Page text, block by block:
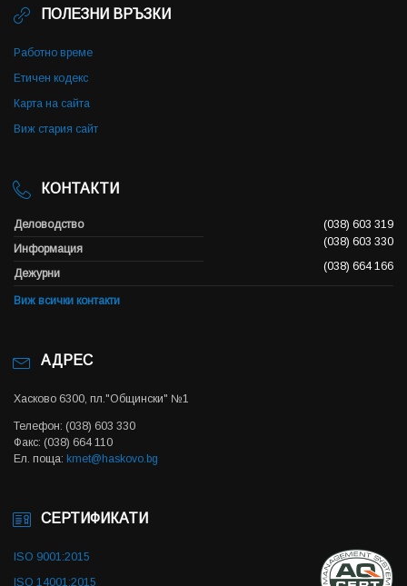
ПОЛЕЗНИ ВРЪЗКИ
Работно време
Етичен кодекс
Карта на сайта
Виж стария сайт
КОНТАКТИ
Деловодство
(038) 603 319
Информация
(038) 603 330
Дежурни
(038) 664 166
Виж всички контакти
АДРЕС
Хасково 6300, пл."Общински" №1
Телефон: (038) 603 330
Факс: (038) 664 110
Ел. поща: kmet@haskovo.bg
СЕРТИФИКАТИ
ISO 9001:2015
ISO 14001:2015